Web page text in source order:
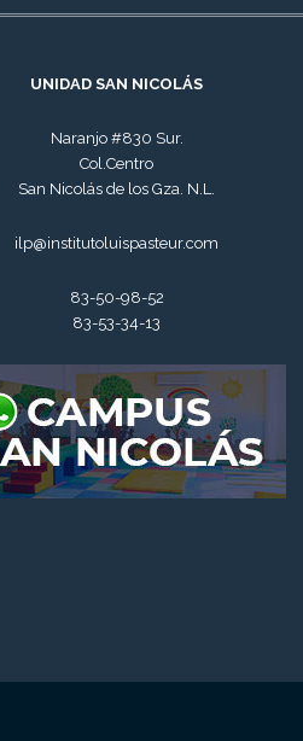
UNIDAD SAN NICOLÁS
Naranjo #830 Sur.
Col.Centro
San Nicolás de los Gza. N.L.
ilp@institutoluispasteur.com
83-50-98-52
83-53-34-13